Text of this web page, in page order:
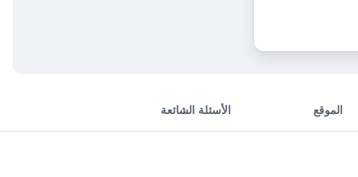
الموقع الأسئلة الشائعة